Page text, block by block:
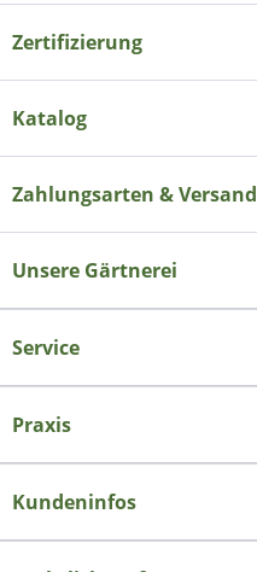
Zertifizierung
Katalog
Zahlungsarten & Versand
Unsere Gärtnerei
Service
Praxis
Kundeninfos